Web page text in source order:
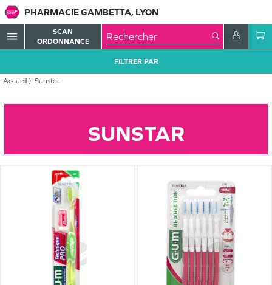
PHARMACIE GAMBETTA, LYON
menu
SCAN
ORDONNANCE
Accueil Sunstar
FILTRER PAR
SUNSTAR